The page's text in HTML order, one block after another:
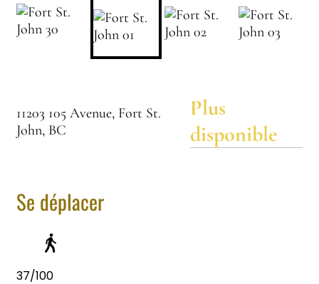
11203 105 Avenue, Fort St.
John, BC
Plus
disponible
Se déplacer
37/100